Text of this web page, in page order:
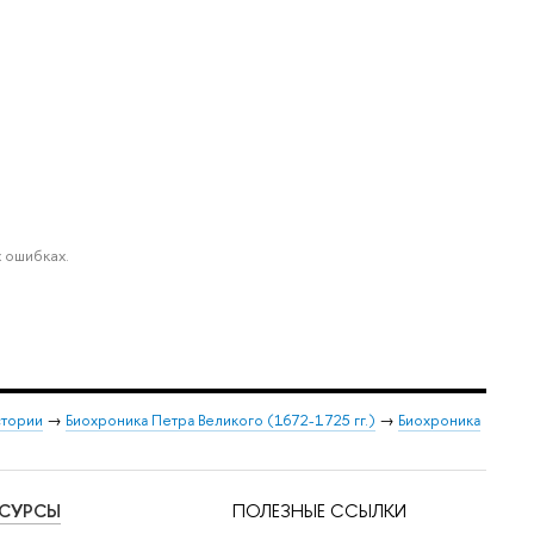
→ Биохроника Петра Великого (1672-1725 гг.) → Биохроника
ПОЛЕЗНЫЕ ССЫЛКИ